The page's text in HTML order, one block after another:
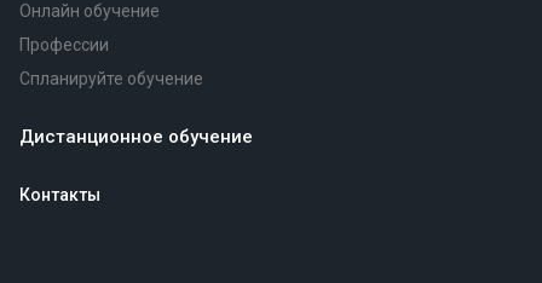
Онлайн обучение
Профессии
Спланируйте обучение
Дистанционное обучение
Контакты